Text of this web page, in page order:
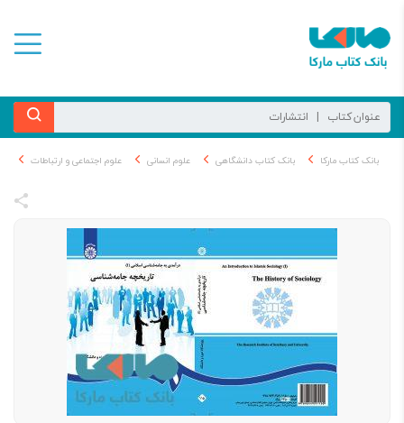
بانک کتاب مارکا بانک کتاب دانشگاهی علوم انسانی علوم اجتماعی و ارتباطات